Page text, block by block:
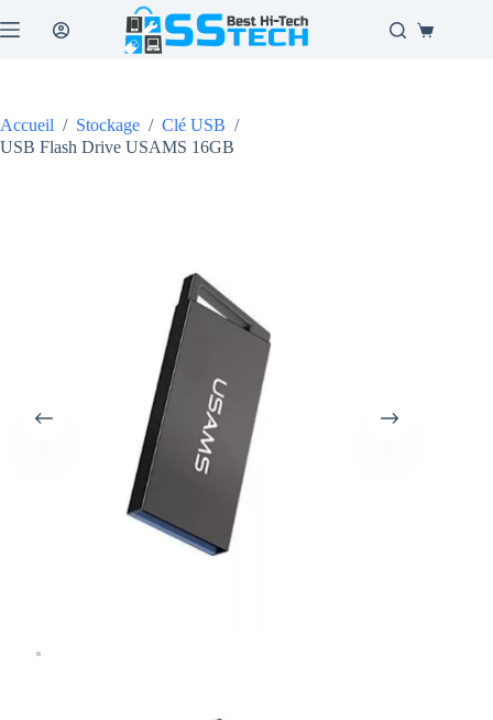
au
Panier
Accueil / Stockage / Clé USB /
USB Flash Drive USAMS 16GB